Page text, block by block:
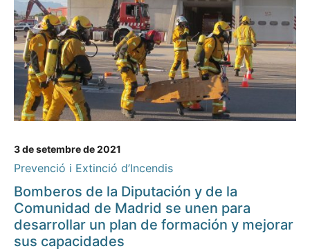
3 de setembre de 2021
Prevenció i Extinció d’Incendis
Bomberos de la Diputación y de la
Comunidad de Madrid se unen para
desarrollar un plan de formación y mejorar
sus capacidades